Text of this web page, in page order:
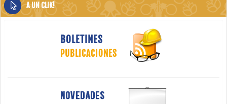
A UN CLIK!